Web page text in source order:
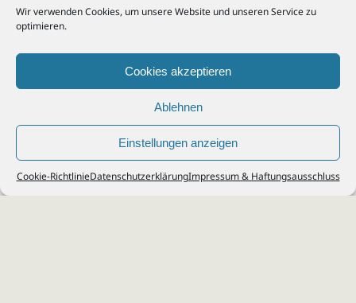
Wir verwenden Cookies, um unsere Website und unseren Service zu
optimieren.
Cookies akzeptieren
Ablehnen
Einstellungen anzeigen
Cookie-RichtlinieDatenschutzerklärungImpressum & Haftungsausschluss
© 2026Steuerberater Kempf, Köln - Steuerberatung Poll, Porz, Deutz, Mülheim,